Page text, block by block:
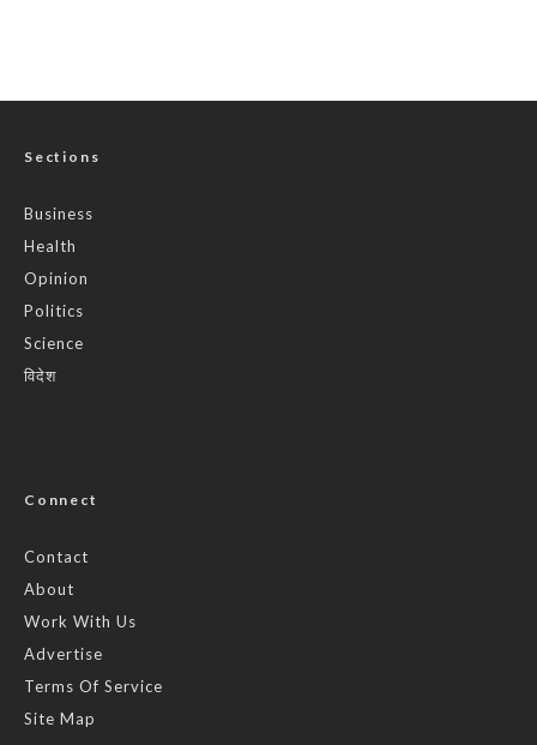
Sections
Business
Health
Opinion
Politics
Science
विदेश
Connect
Contact
About
Work With Us
Advertise
Terms Of Service
Site Map